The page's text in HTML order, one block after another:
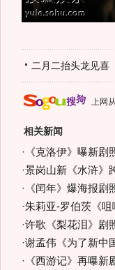
二月二抬头龙见喜
上网
相关新闻
· 《克洛伊》曝新剧
·景岗山新《水浒》
· 《闰年》爆海报
·朱莉亚-罗伯茨《
·许歌《梨花泪》剧
·谢孟伟《为了新中
· 《西游记》再曝新